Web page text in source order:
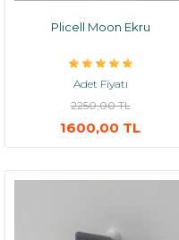
Plicell Moon Ekru
Adet Fiyatı
2250,00 TL
1600,00 TL